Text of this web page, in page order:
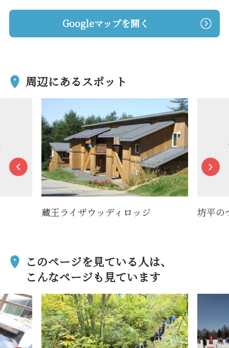
Googleマップを開く
周辺にあるスポット
蔵王ライザウッディロッジ 坊平の
このページを見ている人は、
こんなページも見ています